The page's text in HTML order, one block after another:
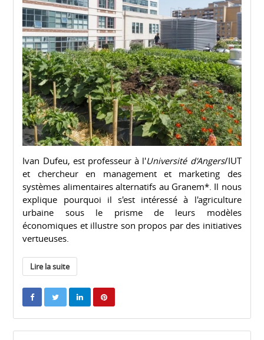
Ivan Dufeu, est professeur à l'Université d'Angers/IUT
et chercheur en management et marketing des
systèmes alimentaires alternatifs au Granem*. Il nous
explique pourquoi il s'est intéressé à l'agriculture
urbaine sous le prisme de leurs modèles
économiques et illustre son propos par des initiatives
vertueuses.
Lire la suite